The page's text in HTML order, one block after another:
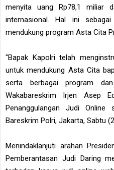
menyita uang Rp78,1 miliar
internasional. Hal ini
mendukung program Asta Cita
"Bapak Kapolri telah
untuk mendukung Asta Cita
serta berbagai program
Wakabareskrim Irjen Asep
Penanggulangan Judi
Bareskrim Polri, Jakarta, Sabtu
Menindaklanjuti arahan
Pemberantasan Judi Daring